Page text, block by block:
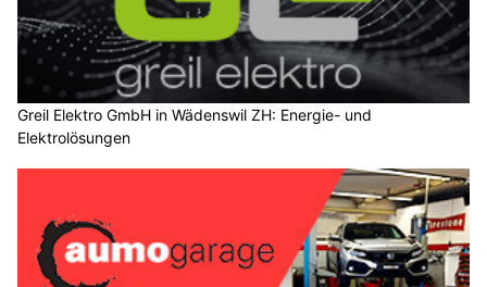
Greil Elektro GmbH in Wädenswil ZH: Energie- und
Elektrolösungen